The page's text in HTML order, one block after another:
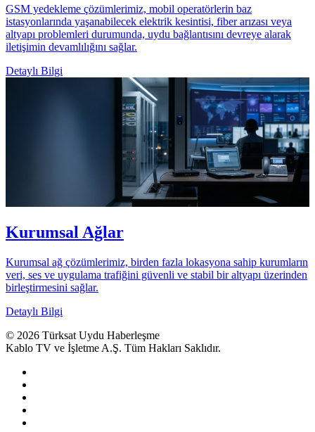
GSM yedekleme çözümlerimiz, mobil operatörlerin baz
istasyonlarında yaşanabilecek elektrik kesintisi, fiber arızası veya
altyapı problemleri durumunda, uydu bağlantısını devreye alarak
iletişimin devamlılığını sağlar.
Detaylı Bilgi
Kurumsal Ağlar
Kurumsal ağ çözümlerimiz, birden fazla lokasyona sahip kurumların
veri, ses ve uygulama trafiğini güvenli ve stabil bir altyapı üzerinden
birleştirmesini sağlar.
Detaylı Bilgi
© 2026 Türksat Uydu Haberleşme
Kablo TV ve İşletme A.Ş. Tüm Hakları Saklıdır.